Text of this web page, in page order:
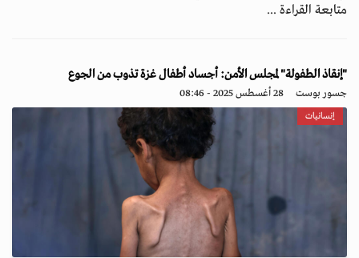
متابعة القراءة ...
"إنقاذ الطفولة" لمجلس الأمن: أجساد أطفال غزة تذوب من الجوع
جسور بوست 28 أغسطس 2025 - 08:46
إنسانيات